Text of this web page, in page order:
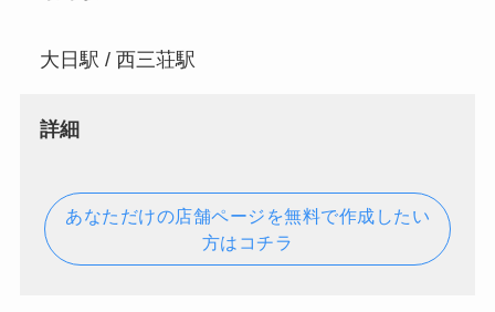
大日駅 / 西三荘駅
詳細
あなただけの店舗ページを無料で作成したい
方はコチラ